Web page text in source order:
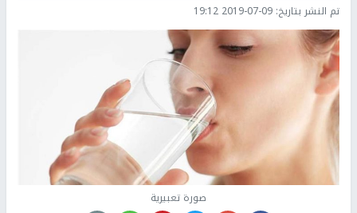
تم النشر بتاريخ: 2019-07-09 19:12
صورة تعبيرية